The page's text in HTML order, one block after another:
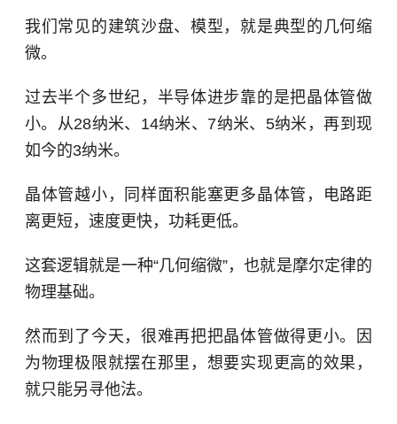
我们常见的建筑沙盘、模型，就是典型的几何缩
微。
过去半个多世纪，半导体进步靠的是把晶体管做
小。从28纳米、14纳米、7纳米、5纳米，再到现
如今的3纳米。
晶体管越小，同样面积能塞更多晶体管，电路距
离更短，速度更快，功耗更低。
这套逻辑就是一种“几何缩微”，也就是摩尔定律的
物理基础。
然而到了今天，很难再把把晶体管做得更小。因
为物理极限就摆在那里，想要实现更高的效果，
就只能另寻他法。